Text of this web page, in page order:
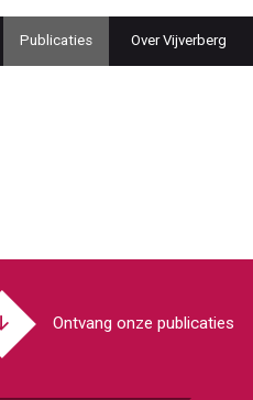
Publicaties Over Vijverberg
Ontvang onze publicaties